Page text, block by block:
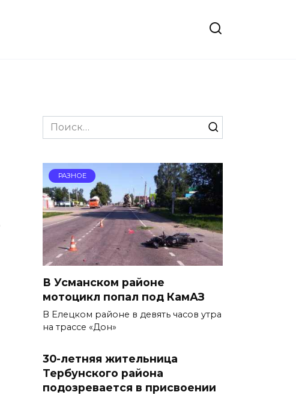
Search
for:
РАЗНОЕ
В Усманском районе
мотоцикл попал под КамАЗ
В Елецком районе в девять часов утра
на трассе «Дон»
30-летняя жительница
Тербунского района
подозревается в присвоении